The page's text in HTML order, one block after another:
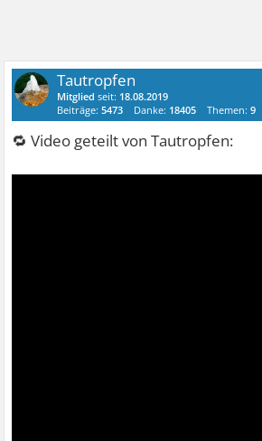
Tautropfen
Mitglied seit: 18.08.2019
Beiträge:5473 Danke: 18405 Themen:9
🔁 Video geteilt von Tautropfen: